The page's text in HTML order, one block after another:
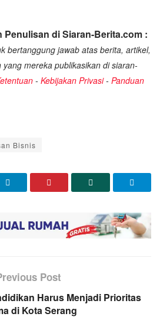
di Siaran-Berita.com :
bertanggung jawab atas berita, artikel,
mereka publikasikan di siaran-
- Kebijakan Privasi- Panduan
Bisnis
Post
Harus Menjadi Prioritas
di Kota Serang